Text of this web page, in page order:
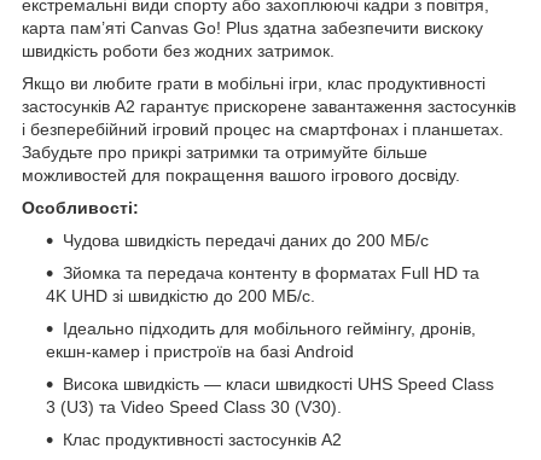
екстремальні види спорту або захоплюючі кадри з повітря,
карта пам’яті Canvas Go! Plus здатна забезпечити вискоку
швидкість роботи без жодних затримок.
Якщо ви любите грати в мобільні ігри, клас продуктивності
застосунків A2 гарантує прискорене завантаження застосунків
і безперебійний ігровий процес на смартфонах і планшетах.
Забудьте про прикрі затримки та отримуйте більше
можливостей для покращення вашого ігрового досвіду.
Особливості:
Чудова швидкість передачі даних до 200 МБ/с
Зйомка та передача контенту в форматах Full HD та
4K UHD зі швидкістю до 200 МБ/с.
Ідеально підходить для мобільного геймінгу, дронів,
екшн-камер і пристроїв на базі Android
Висока швидкість — класи швидкості UHS Speed Class
3 (U3) та Video Speed Class 30 (V30).
Клас продуктивності застосунків A2